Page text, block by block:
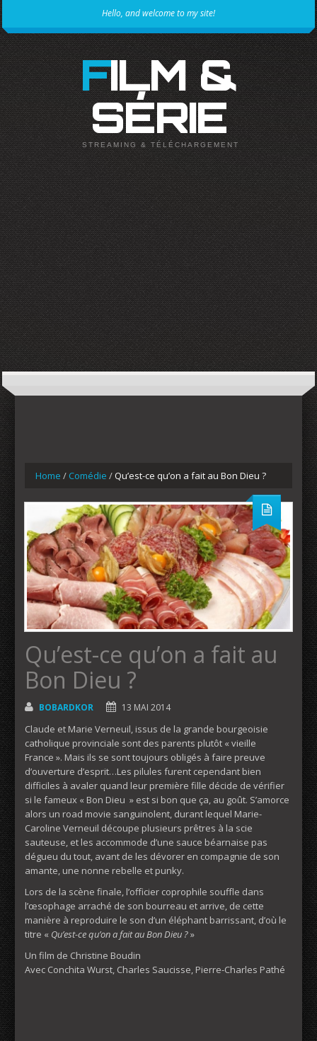
Hello, and welcome to my site!
FILM &
SÉRIE
STREAMING & TÉLÉCHARGEMENT
Home / Comédie /Qu’est-ce qu’on a fait au Bon Dieu ?
Qu’est-ce qu’on a fait au
Bon Dieu ?
BOBARDKOR 13 MAI 2014
Claude et Marie Verneuil, issus de la grande bourgeoisie
catholique provinciale sont des parents plutôt « vieille
France ». Mais ils se sont toujours obligés à faire preuve
d’ouverture d’esprit…Les pilules furent cependant bien
difficiles à avaler quand leur première fille décide de vérifier
si le fameux « Bon Dieu » est si bon que ça, au goût. S’amorce
alors un road movie sanguinolent, durant lequel Marie-
Caroline Verneuil découpe plusieurs prêtres à la scie
sauteuse, et les accommode d’une sauce béarnaise pas
dégueu du tout, avant de les dévorer en compagnie de son
amante, une nonne rebelle et punky.
Lors de la scène finale, l’officier coprophile souffle dans
l’œsophage arraché de son bourreau et arrive, de cette
manière à reproduire le son d’un éléphant barrissant, d’où le
titre « Qu’est-ce qu’on a fait au Bon Dieu ?»
Un film de Christine Boudin
Avec Conchita Wurst, Charles Saucisse, Pierre-Charles Pathé